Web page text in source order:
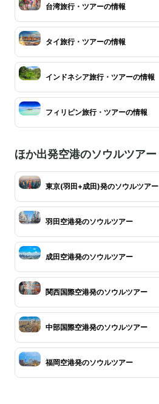
台湾旅行・ツアーの情報
タイ旅行・ツアーの情報
インドネシア旅行・ツアーの情報
フィリピン旅行・ツアーの情報
ほか出発空港のソウルツアー
東京(羽田+成田)発のソウルツアー
羽田空港発のソウルツアー
成田空港発のソウルツアー
関西国際空港発のソウルツアー
中部国際空港発のソウルツアー
福岡空港発のソウルツアー